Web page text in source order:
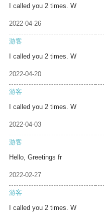
I called you 2 times. W
2022-04-26
游客
I called you 2 times. W
2022-04-20
游客
I called you 2 times. W
2022-04-03
游客
Hello, Greetings fr
2022-02-27
游客
I called you 2 times. W